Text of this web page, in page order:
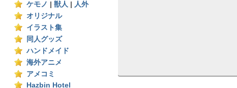
ケモノ 獣人
人外
オリジナル
イラスト集
同人グッズ
ハンドメイド
海外アニメ
アメコミ
Hazbin Hotel